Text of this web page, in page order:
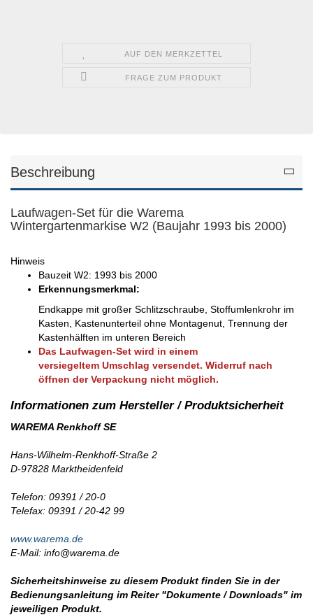
AUF DEN MERKZETTEL
FRAGE ZUM PRODUKT
Beschreibung
Laufwagen-Set für die Warema
Wintergartenmarkise W2 (Baujahr 1993 bis 2000)
Hinweis
Bauzeit W2: 1993 bis 2000
Erkennungsmerkmal:
Endkappe mit großer Schlitzschraube, Stoffumlenkrohr im
Kasten, Kastenunterteil ohne Montagenut, Trennung der
Kastenhälften im unteren Bereich
Das Laufwagen-Set wird in einem
versiegeltem Umschlag versendet. Widerruf nach
öffnen der Verpackung nicht möglich.
WAREMA Renkhoff SE
Hans-Wilhelm-Renkhoff-Straße 2
D-97828 Marktheidenfeld
Telefon: 09391 / 20-0
Telefax: 09391 / 20-42 99
www.warema.de
E-Mail: info@warema.de
Sicherheitshinweise zu diesem Produkt finden Sie in der
Bedienungsanleitung im Reiter "Dokumente / Downloads" im
jeweiligen Produkt.